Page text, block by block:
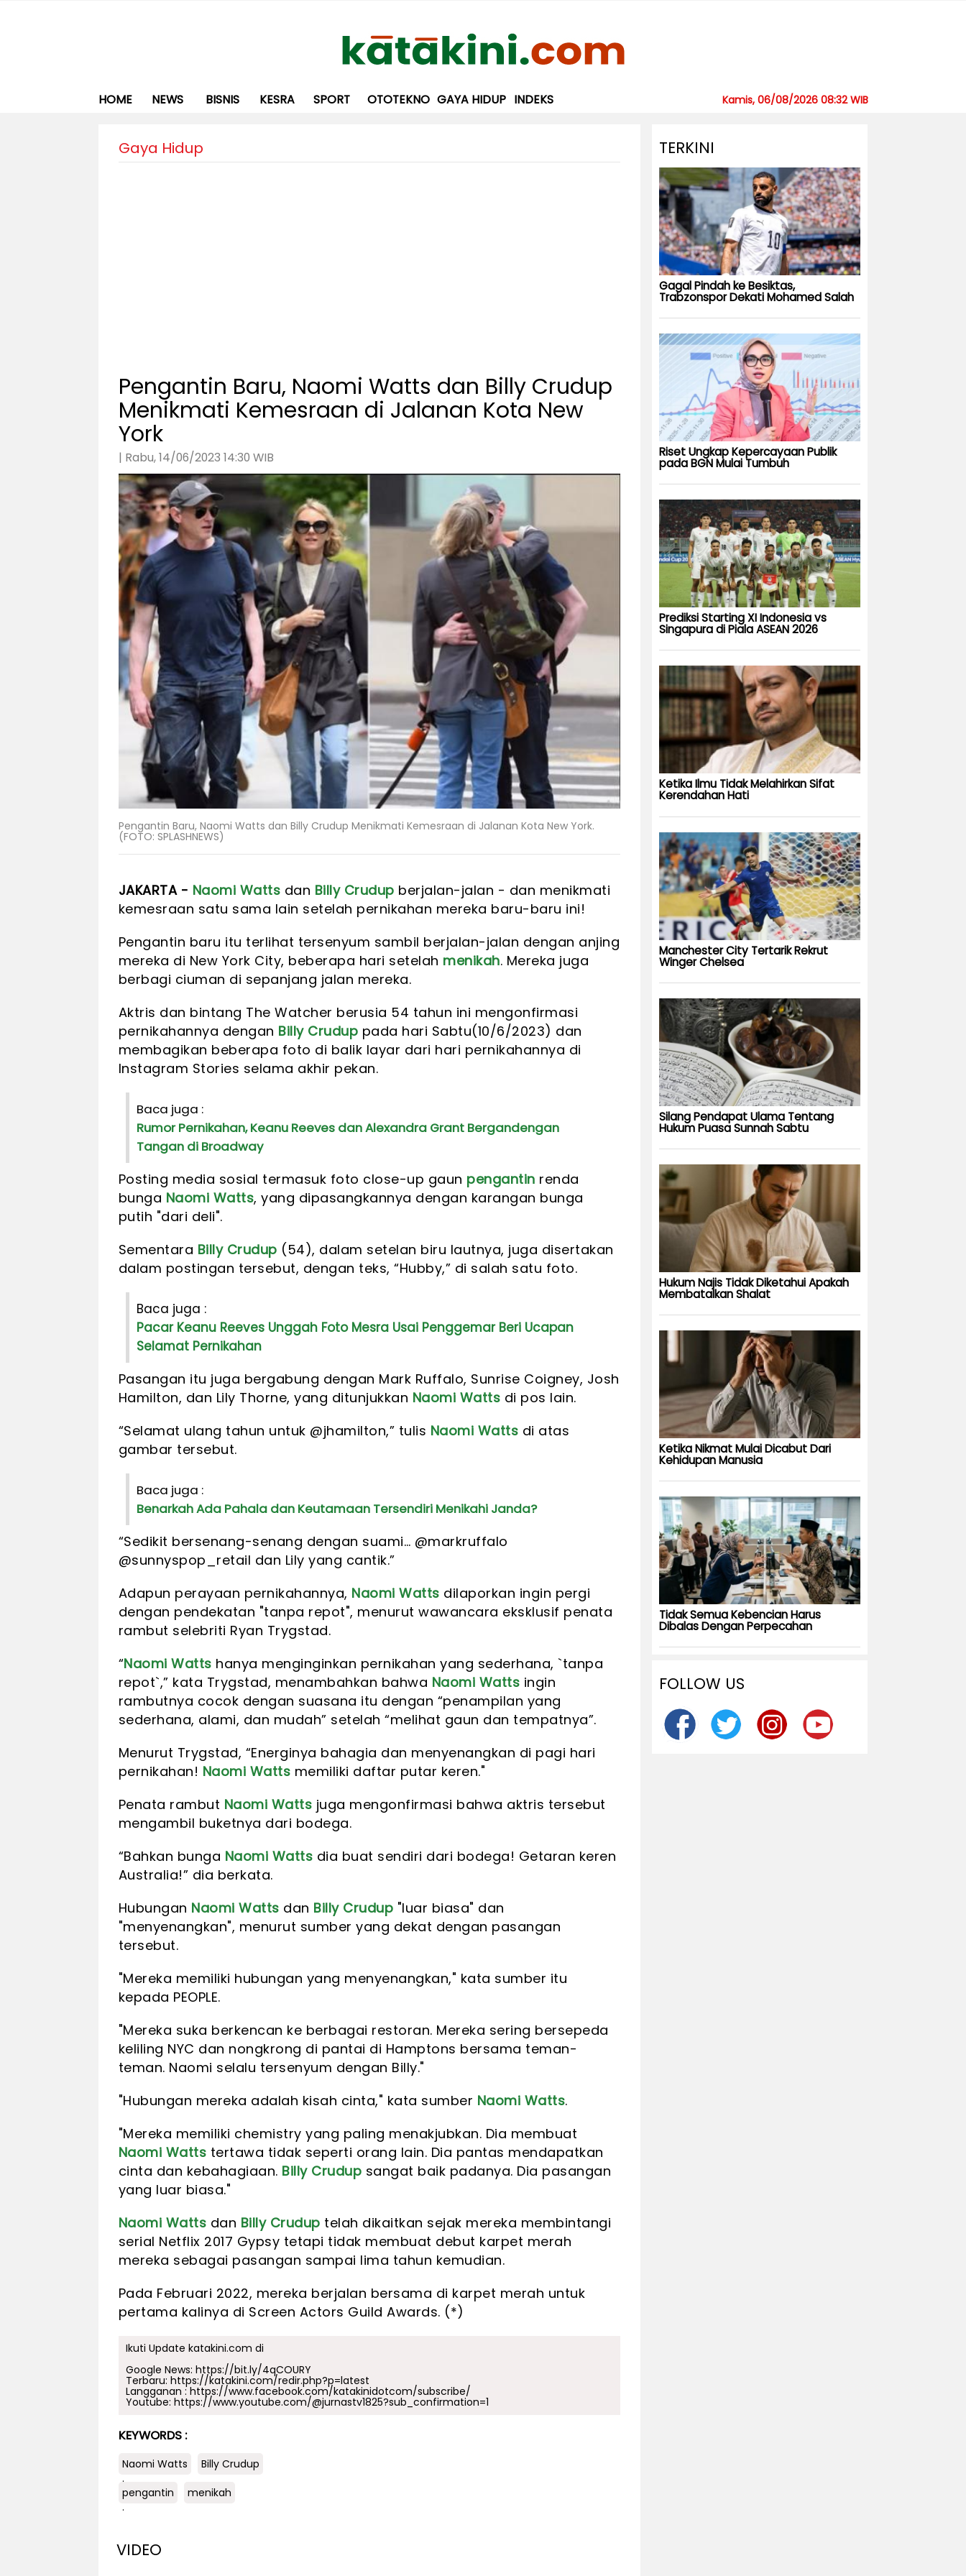
HOME NEWS BISNIS KESRA SPORT OTOTEKNO GAYA HIDUP INDEKS Kamis, 06/08/2026 08:32 WIB
Gaya Hidup
Pengantin Baru, Naomi Watts dan Billy Crudup
Menikmati Kemesraan di Jalanan Kota New
York
| Rabu, 14/06/2023 14:30 WIB
Pengantin Baru, Naomi Watts dan Billy Crudup Menikmati Kemesraan di Jalanan Kota New York.
(FOTO: SPLASHNEWS)
JAKARTA - Naomi Watts dan Billy Crudup berjalan-jalan - dan menikmati
kemesraan satu sama lain setelah pernikahan mereka baru-baru ini!
Pengantin baru itu terlihat tersenyum sambil berjalan-jalan dengan anjing
mereka di New York City, beberapa hari setelah menikah. Mereka juga
berbagi ciuman di sepanjang jalan mereka.
Aktris dan bintang The Watcher berusia 54 tahun ini mengonfirmasi
pernikahannya dengan Billy Crudup pada hari Sabtu(10/6/2023) dan
membagikan beberapa foto di balik layar dari hari pernikahannya di
Instagram Stories selama akhir pekan.
Baca juga :
Rumor Pernikahan, Keanu Reeves dan Alexandra Grant Bergandengan
Tangan di Broadway
Posting media sosial termasuk foto close-up gaun pengantin renda
bunga Naomi Watts, yang dipasangkannya dengan karangan bunga
putih "dari deli".
Sementara Billy Crudup (54), dalam setelan biru lautnya, juga disertakan
dalam postingan tersebut, dengan teks, “Hubby,” di salah satu foto.
Baca juga :
Pacar Keanu Reeves Unggah Foto Mesra Usai Penggemar Beri Ucapan
Selamat Pernikahan
Pasangan itu juga bergabung dengan Mark Ruffalo, Sunrise Coigney, Josh
Hamilton, dan Lily Thorne, yang ditunjukkan Naomi Watts di pos lain.
“Selamat ulang tahun untuk @jhamilton,” tulis Naomi Watts di atas
gambar tersebut.
Baca juga :
Benarkah Ada Pahala dan Keutamaan Tersendiri Menikahi Janda?
“Sedikit bersenang-senang dengan suami… @markruffalo
@sunnyspop_retail dan Lily yang cantik.”
Adapun perayaan pernikahannya, Naomi Watts dilaporkan ingin pergi
dengan pendekatan "tanpa repot", menurut wawancara eksklusif penata
rambut selebriti Ryan Trygstad.
“Naomi Watts hanya menginginkan pernikahan yang sederhana, `tanpa
repot`,” kata Trygstad, menambahkan bahwa Naomi Watts ingin
rambutnya cocok dengan suasana itu dengan “penampilan yang
sederhana, alami, dan mudah” setelah “melihat gaun dan tempatnya”.
Menurut Trygstad, “Energinya bahagia dan menyenangkan di pagi hari
pernikahan! Naomi Watts memiliki daftar putar keren."
Penata rambut Naomi Watts juga mengonfirmasi bahwa aktris tersebut
mengambil buketnya dari bodega.
“Bahkan bunga Naomi Watts dia buat sendiri dari bodega! Getaran keren
Australia!” dia berkata.
Hubungan Naomi Watts dan Billy Crudup "luar biasa" dan
"menyenangkan", menurut sumber yang dekat dengan pasangan
tersebut.
"Mereka memiliki hubungan yang menyenangkan," kata sumber itu
kepada PEOPLE.
"Mereka suka berkencan ke berbagai restoran. Mereka sering bersepeda
keliling NYC dan nongkrong di pantai di Hamptons bersama teman-
teman. Naomi selalu tersenyum dengan Billy."
"Hubungan mereka adalah kisah cinta," kata sumber Naomi Watts.
"Mereka memiliki chemistry yang paling menakjubkan. Dia membuat
Naomi Watts tertawa tidak seperti orang lain. Dia pantas mendapatkan
cinta dan kebahagiaan. Billy Crudup sangat baik padanya. Dia pasangan
yang luar biasa."
Naomi Watts dan Billy Crudup telah dikaitkan sejak mereka membintangi
serial Netflix 2017 Gypsy tetapi tidak membuat debut karpet merah
mereka sebagai pasangan sampai lima tahun kemudian.
Pada Februari 2022, mereka berjalan bersama di karpet merah untuk
pertama kalinya di Screen Actors Guild Awards. (*)
Ikuti Update katakini.com di
Google News: https://bit.ly/4qCOURY
Terbaru: https://katakini.com/redir.php?p=latest
Langganan : https://www.facebook.com/katakinidotcom/subscribe/
Youtube: https://www.youtube.com/@jurnastv1825?sub_confirmation=1
KEYWORDS :
Naomi Watts
Billy Crudup
.
pengantin
menikah
.
VIDEO
TERKINI
Gagal Pindah ke Besiktas,
Trabzonspor Dekati Mohamed Salah
Riset Ungkap Kepercayaan Publik
pada BGN Mulai Tumbuh
Prediksi Starting XI Indonesia vs
Singapura di Piala ASEAN 2026
Ketika Ilmu Tidak Melahirkan Sifat
Kerendahan Hati
Manchester City Tertarik Rekrut
Winger Chelsea
Silang Pendapat Ulama Tentang
Hukum Puasa Sunnah Sabtu
Hukum Najis Tidak Diketahui Apakah
Membatalkan Shalat
Ketika Nikmat Mulai Dicabut Dari
Kehidupan Manusia
Tidak Semua Kebencian Harus
Dibalas Dengan Perpecahan
FOLLOW US